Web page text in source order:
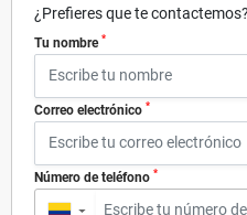
¿Prefieres que te contactemos?
Tu nombre *
Correo electrónico *
Número de teléfono *
▼